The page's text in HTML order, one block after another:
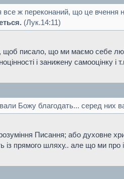
ж переконаний, що це вчення
(Лук.14:11)
писало, що ми маємо себе
і занижену самооцінку і
Божу благодать... серед них
Писання; або духовне
із прямого шляху.. але що ми